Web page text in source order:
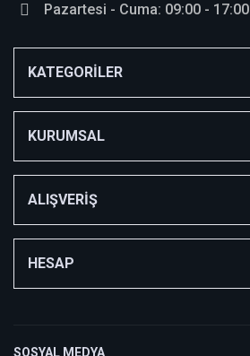
Pazartesi - Cuma: 09:00 - 17:00
KATEGORİLER
KURUMSAL
ALIŞVERİŞ
HESAP
SOSYAL MEDYA